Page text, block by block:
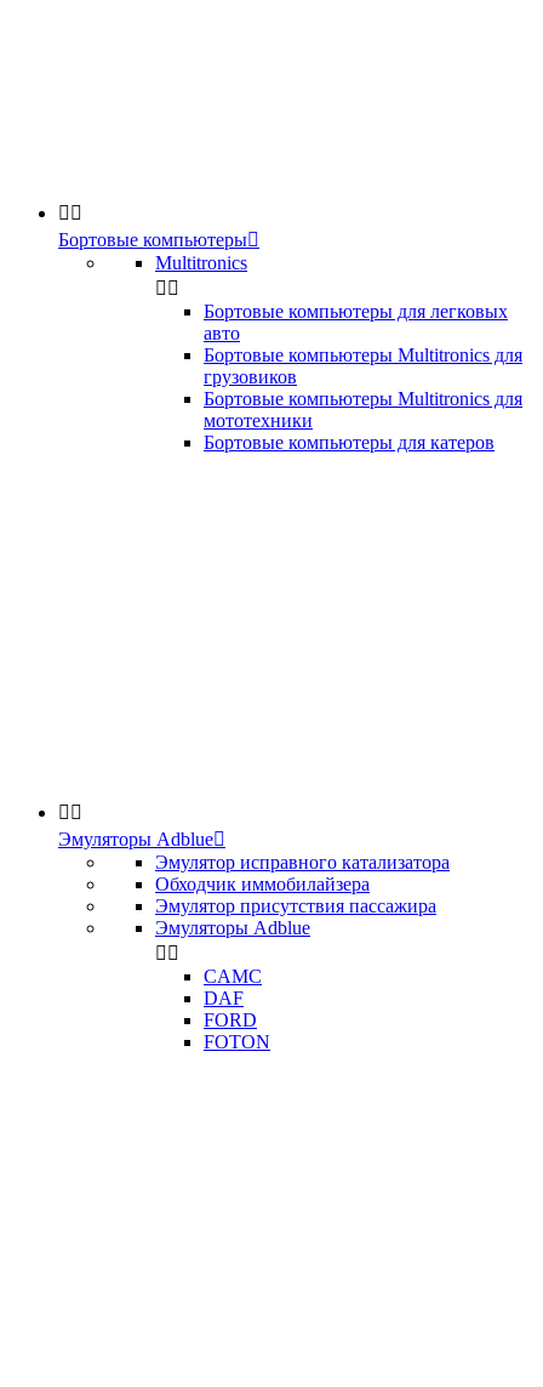
 
Бортовые компьютеры
Multitronics
 
Бортовые компьютеры для легковых
авто
Бортовые компьютеры Multitronics для
грузовиков
Бортовые компьютеры Multitronics для
мототехники
Бортовые компьютеры для катеров
 
Эмуляторы Adblue
Эмулятор исправного катализатора
Обходчик иммобилайзера
Эмулятор присутствия пассажира
Эмуляторы Adblue
 
CAMC
DAF
FORD
FOTON